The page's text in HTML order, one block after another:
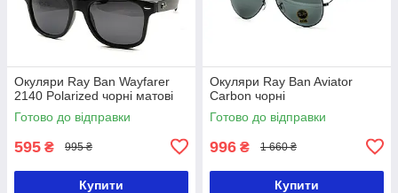
Окуляри Ray Ban Wayfarer
2140 Polarized чорні матові
Готово до відправки
595 ₴ 995 ₴
Купити
Окуляри Ray Ban Aviator
Carbon чорні
Готово до відправки
996 ₴ 1 660 ₴
Купити